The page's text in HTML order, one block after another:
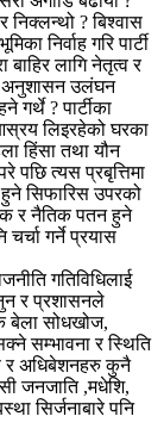
निक्लन्थो ? बिश्वास
निर्वाह गरि पार्टी
लागि नेतृत्व र
अनुशासन उलंघन
गर्थे ? पार्टीका
लिइरहेको घरका
हिंसा तथा यौन
पछि त्यस प्रबृत्तिमा
सिफारिस उपरको
र नैतिक पतन हुने
गर्ने प्रयास
गतिविधिलाई
र प्रशासनले
बेला सोधखोज,
सम्भावना र स्थिति
र अधिबेशनहरु कुनै
जनजाति ,मधेशि,
सिर्जनाबारे पनि